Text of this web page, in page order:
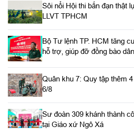
Sôi nổi Hội thi bắn đạn thật
LLVT TPHCM
Bộ Tư lệnh TP. HCM tăng
hỗ trợ, giúp đỡ đồng bào
Quân khu 7: Quy tập thêm
6/8
Sư đoàn 309 khánh thành
tại Giáo xứ Ngô Xá